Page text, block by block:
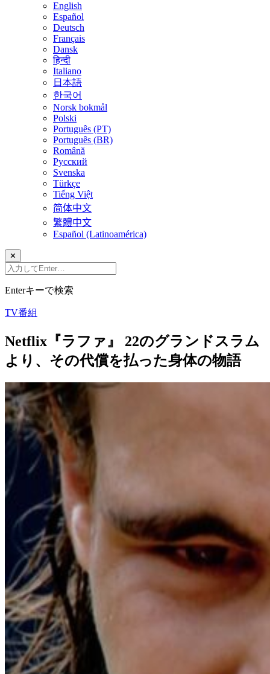
English
Español
Deutsch
Français
Dansk
हिन्दी
Italiano
日本語
한국어
Norsk bokmål
Polski
Português (PT)
Português (BR)
Română
Русский
Svenska
Türkçe
Tiếng Việt
简体中文
繁體中文
Español (Latinoamérica)
✕
Enterキーで検索
TV番組
Netflix『ラファ』 22のグランドスラム
より、その代償を払った身体の物語